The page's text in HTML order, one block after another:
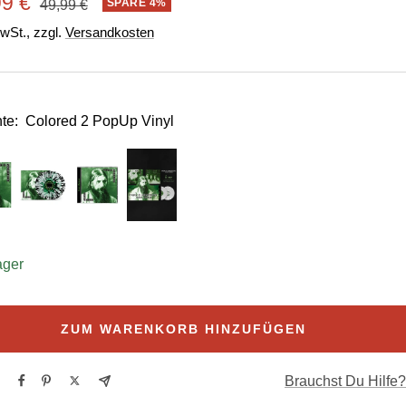
Regulärer
Preis
49,99 € SPARE 4%
zzgl. Versandkosten
Colored 2 PopUp Vinyl
ZUM WARENKORB HINZUFÜGEN
Brauchst Du Hilfe?